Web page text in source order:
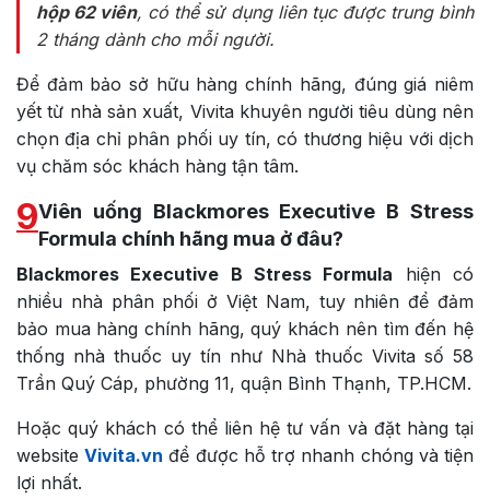
hộp 62 viên, có thể sử dụng liên tục được trung bình
2 tháng dành cho mỗi người.
Để đảm bảo sở hữu hàng chính hãng, đúng giá niêm
yết từ nhà sản xuất, Vivita khuyên người tiêu dùng nên
chọn địa chỉ phân phối uy tín, có thương hiệu với dịch
vụ chăm sóc khách hàng tận tâm.
9Viên uống Blackmores Executive B Stress
Formula chính hãng mua ở đâu?
Blackmores Executive B Stress Formula hiện có
nhiều nhà phân phối ở Việt Nam, tuy nhiên để đảm
bảo mua hàng chính hãng, quý khách nên tìm đến hệ
thống nhà thuốc uy tín như Nhà thuốc Vivita số 58
Trần Quý Cáp, phường 11, quận Bình Thạnh, TP.HCM.
Hoặc quý khách có thể liên hệ tư vấn và đặt hàng tại
websiteVivita.vn để được hỗ trợ nhanh chóng và tiện
lợi nhất.